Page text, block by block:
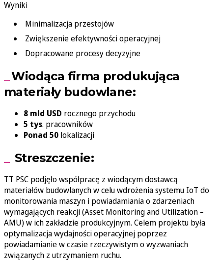
Wyniki
Minimalizacja przestojów
Zwiększenie efektywności operacyjnej
Dopracowane procesy decyzyjne
Wiodąca firma produkująca
materiały budowlane:
8 mld USD rocznego przychodu
5 tys. pracowników
Ponad 50 lokalizacji
Streszczenie:
TT PSC podjęło współpracę z wiodącym dostawcą
materiałów budowlanych w celu wdrożenia systemu IoT do
monitorowania maszyn i powiadamiania o zdarzeniach
wymagających reakcji (Asset Monitoring and Utilization –
AMU) w ich zakładzie produkcyjnym. Celem projektu była
optymalizacja wydajności operacyjnej poprzez
powiadamianie w czasie rzeczywistym o wyzwaniach
związanych z utrzymaniem ruchu.